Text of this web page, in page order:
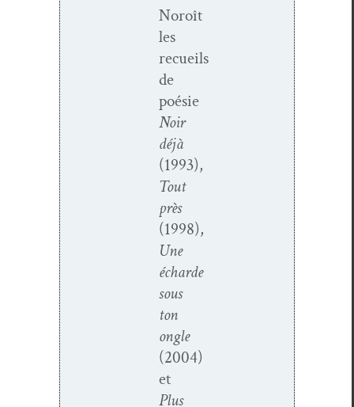
Noroît
les
recueils
de
poésie
Noir
déjà
(1993),
Tout
près
(1998),
Une
écharde
sous
ton
ongle
(2004)
et
Plus